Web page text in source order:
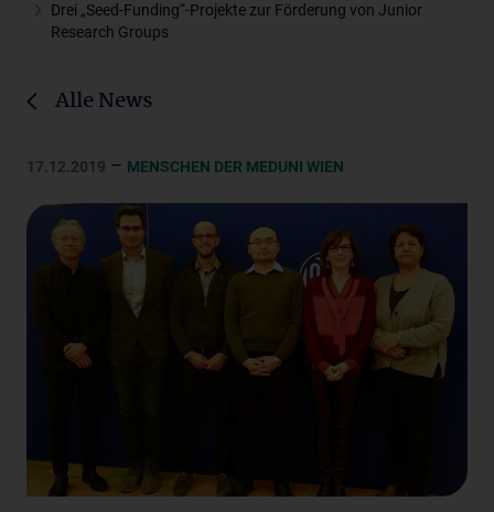
Drei „Seed-Funding“-Projekte zur Förderung von Junior
Research Groups
Alle News
17.12.2019 – MENSCHEN DER MEDUNI WIEN